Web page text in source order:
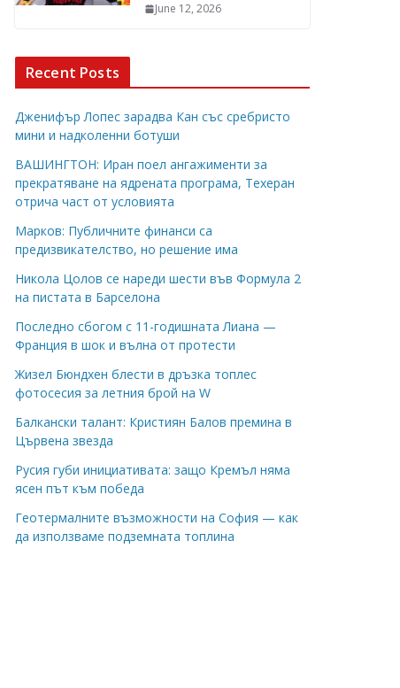
June 12, 2026
Recent Posts
Дженифър Лопес зарадва Кан със сребристо
мини и надколенни ботуши
ВАШИНГТОН: Иран поел ангажименти за
прекратяване на ядрената програма, Техеран
отрича част от условията
Марков: Публичните финанси са
предизвикателство, но решение има
Никола Цолов се нареди шести във Формула 2
на пистата в Барселона
Последно сбогом с 11-годишната Лиана —
Франция в шок и вълна от протести
Жизел Бюндхен блести в дръзка топлес
фотосесия за летния брой на W
Балкански талант: Кристиян Балов премина в
Цървена звезда
Русия губи инициативата: защо Кремъл няма
ясен път към победа
Геотермалните възможности на София — как
да използваме подземната топлина